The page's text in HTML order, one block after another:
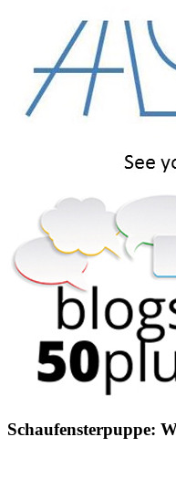
Schaufensterpuppe: